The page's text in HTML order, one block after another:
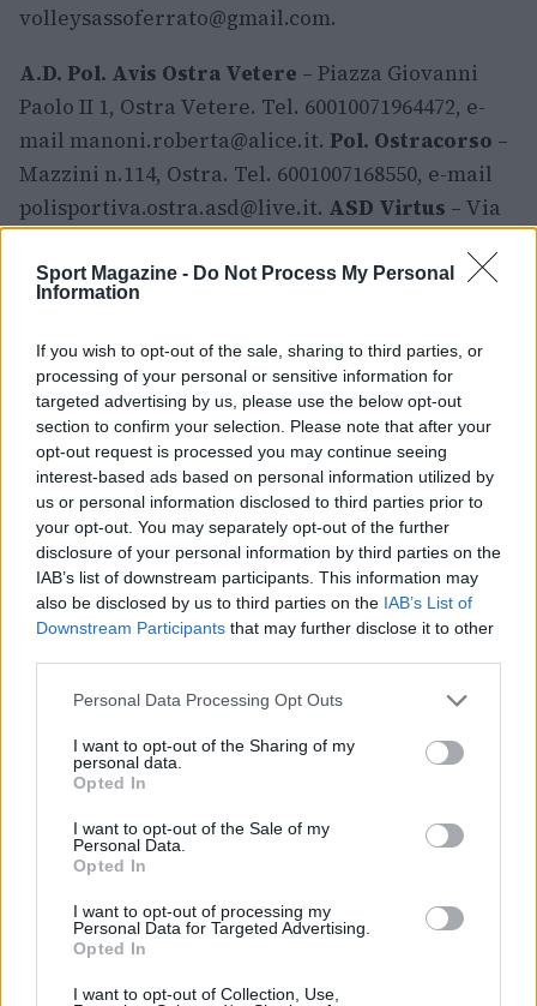
Sport Magazine - Do Not Process My Personal
Information
If you wish to opt-out of the sale, sharing to third parties, or
processing of your personal or sensitive information for
targeted advertising by us, please use the below opt-out
section to confirm your selection. Please note that after your
opt-out request is processed you may continue seeing
interest-based ads based on personal information utilized by
us or personal information disclosed to third parties prior to
your opt-out. You may separately opt-out of the further
disclosure of your personal information by third parties on the
IAB’s list of downstream participants. This information may
also be disclosed by us to third parties on the IAB’s List of
Downstream Participants that may further disclose it to other
Please note that this website/app uses one or more Google
not limited to your visit or usage behaviour. You may click to
grant or deny consent to Google and its third-party tags to
use your data for below specified purposes in below Google
consent section.
Personal Data Processing Opt Outs
I want to opt-out of the Sharing of my
personal data.
Opted In
I want to opt-out of the Sale of my
Personal Data.
Opted In
I want to opt-out of processing my
Personal Data for Targeted Advertising.
Opted In
I want to opt-out of Collection, Use,
volleysassoferrato@gmail.com.
A.D. Pol. Avis Ostra Vetere – Piazza Giovanni
Paolo II 1, Ostra Vetere. Tel. 60010071964472, e-
mail manoni.roberta@alice.it. Pol. Ostracorso –
Mazzini n.114, Ostra. Tel. 6001007168550, e-mail
polisportiva.ostra.asd@live.it. ASD Virtus – Via
600340731780394, e-mail
bracaccinigianfranco@yahoo.it
ASD Pallavolo Avis Corinaldo– Via Nevola 47,
Corinaldo. Tel. 60013071679073, e-mail
giannitarsi@alice.it.A.S.D. Clementina Volley
2026– Via Tobagi, Castelbellino. Tel.
600300731704474, e-mail
gianfranco.ambur112@tiscali.it.A.D. Pallavolo
Offagna– Via Santo Stefano snc, Offagna. Tel.
600203473003277, e-mail
pallavolo.offagna@libero.it.
ASD Monserra Volley – Via B. Martorello 10,
monserravolley@tiscali.it.ASD Paradise
Monsano A.P.D.
Monsano. Tel. 60030073160106, e-mail
pallavoloparadise@gmail.com
Dinamis 2026
Marittima. Tel. 600153394621212, e-mail
paolo.polidori1955@alice.it